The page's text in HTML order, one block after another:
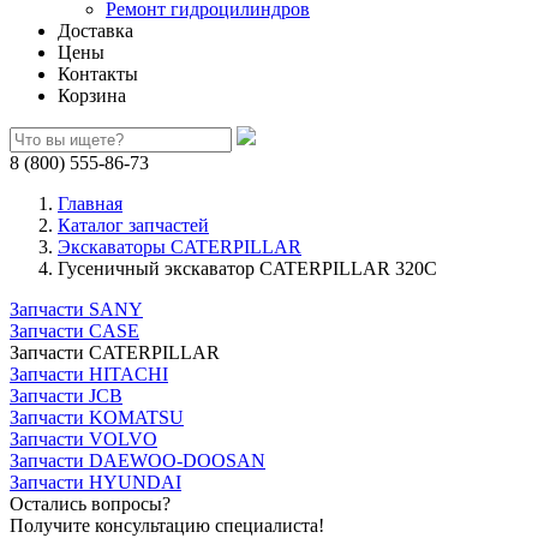
Ремонт гидроцилиндров
Доставка
Цены
Контакты
Корзина
8 (800) 555-86-73
Главная
Каталог запчастей
Экскаваторы CATERPILLAR
Гусеничный экскаватор CATERPILLAR 320C
Запчасти SANY
Запчасти CASE
Запчасти CATERPILLAR
Запчасти HITACHI
Запчасти JCB
Запчасти KOMATSU
Запчасти VOLVO
Запчасти DAEWOO-DOOSAN
Запчасти HYUNDAI
Остались вопросы?
Получите консультацию специалиста!